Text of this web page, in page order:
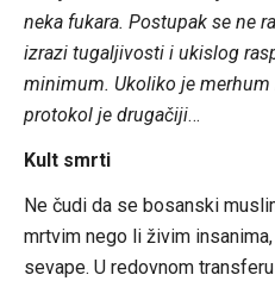
neka fukara. Postupak se ne
izrazi tugaljivosti i ukislog
minimum. Ukoliko je
protokol je drugačiji…
Kult smrti
Ne čudi da se bosanski
mrtvim nego li živim
sevape. U redovnom